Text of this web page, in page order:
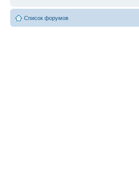
Список форумов